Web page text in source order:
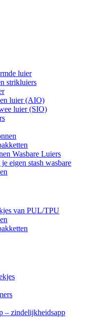
luier
strikluiers
luier (AIO)
luier (SIO)
Wasbare Luiers
eigen stash wasbare
van PUL/TPU
– zindelijkheidsapp